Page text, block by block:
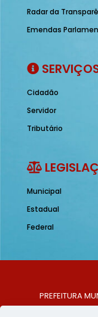
Radar da
Emendas
Cidadão
Servidor
Tributário
Municipal
Estadual
Federal
PREFEITURA